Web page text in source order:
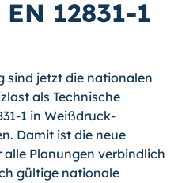
12831-1
sind jetzt die nationalen
als Technische
1 in Weißdruck-
Damit ist die neue
alle Planungen verbindlich
gültige nationale